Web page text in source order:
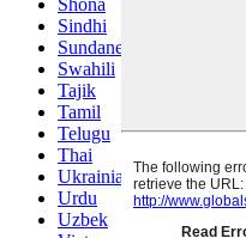
Shona
Sindhi
Sundanese
Swahili
Tajik
Tamil
Telugu
Thai
Ukrainian
Urdu
Uzbek